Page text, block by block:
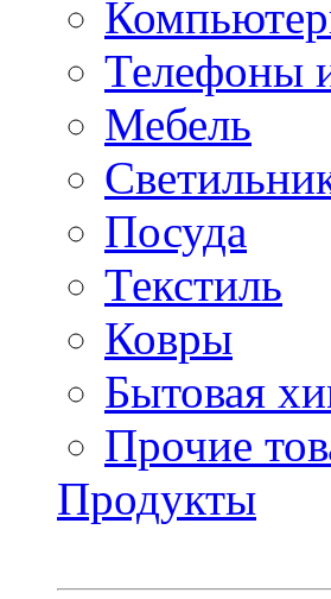
Телефоны
Мебель
Посуда
Текстиль
Ковры
Бытовая
Прочие
Продукты